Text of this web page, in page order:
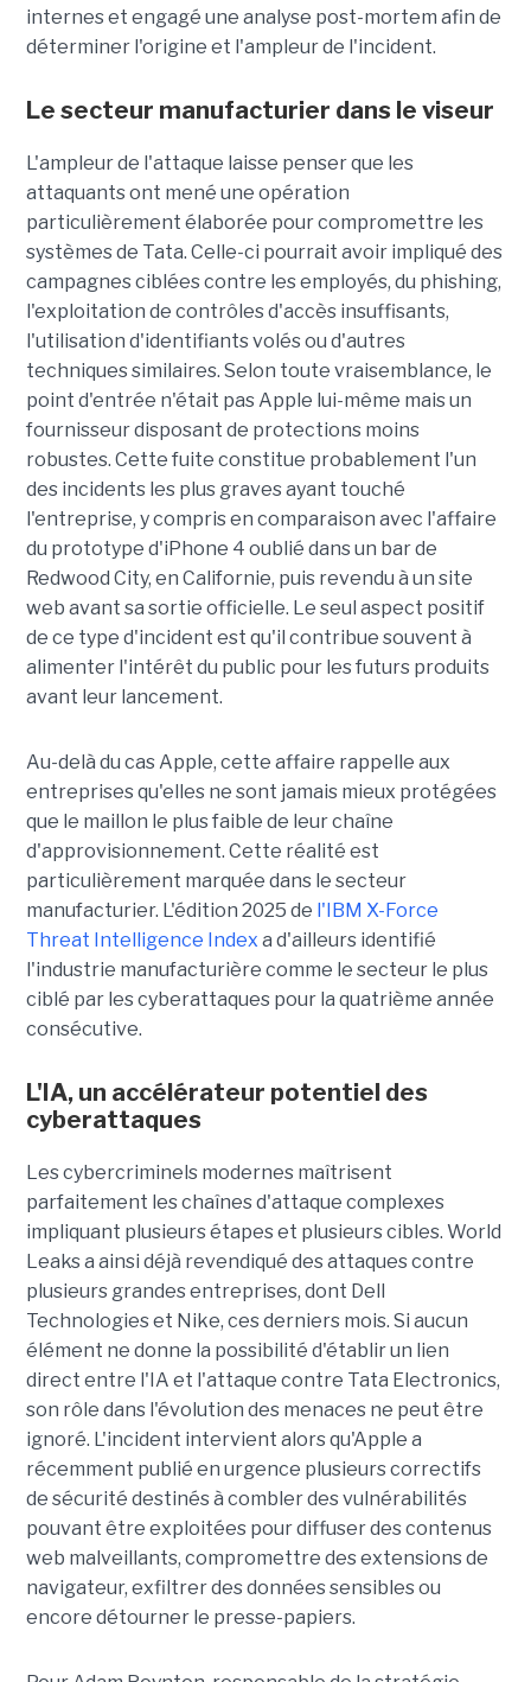
internes et engagé une analyse post-mortem afin de
déterminer l'origine et l'ampleur de l'incident.
Le secteur manufacturier dans le viseur
L'ampleur de l'attaque laisse penser que les
attaquants ont mené une opération
particulièrement élaborée pour compromettre les
systèmes de Tata. Celle-ci pourrait avoir impliqué des
campagnes ciblées contre les employés, du phishing,
l'exploitation de contrôles d'accès insuffisants,
l'utilisation d'identifiants volés ou d'autres
techniques similaires. Selon toute vraisemblance, le
point d'entrée n'était pas Apple lui-même mais un
fournisseur disposant de protections moins
robustes. Cette fuite constitue probablement l'un
des incidents les plus graves ayant touché
l'entreprise, y compris en comparaison avec l'affaire
du prototype d'iPhone 4 oublié dans un bar de
Redwood City, en Californie, puis revendu à un site
web avant sa sortie officielle. Le seul aspect positif
de ce type d'incident est qu'il contribue souvent à
alimenter l'intérêt du public pour les futurs produits
avant leur lancement.
Au-delà du cas Apple, cette affaire rappelle aux
entreprises qu'elles ne sont jamais mieux protégées
que le maillon le plus faible de leur chaîne
d'approvisionnement. Cette réalité est
particulièrement marquée dans le secteur
manufacturier. L'édition 2025 de l'IBM X-Force
Threat Intelligence Index a d'ailleurs identifié
l'industrie manufacturière comme le secteur le plus
ciblé par les cyberattaques pour la quatrième année
consécutive.
L'IA, un accélérateur potentiel des
cyberattaques
Les cybercriminels modernes maîtrisent
parfaitement les chaînes d'attaque complexes
impliquant plusieurs étapes et plusieurs cibles. World
Leaks a ainsi déjà revendiqué des attaques contre
plusieurs grandes entreprises, dont Dell
Technologies et Nike, ces derniers mois. Si aucun
élément ne donne la possibilité d'établir un lien
direct entre l'IA et l'attaque contre Tata Electronics,
son rôle dans l'évolution des menaces ne peut être
ignoré. L'incident intervient alors qu'Apple a
récemment publié en urgence plusieurs correctifs
de sécurité destinés à combler des vulnérabilités
pouvant être exploitées pour diffuser des contenus
web malveillants, compromettre des extensions de
navigateur, exfiltrer des données sensibles ou
encore détourner le presse-papiers.